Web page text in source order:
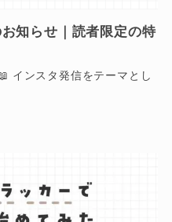
知らせ｜読者限定の特
インスタ発信をテーマとし